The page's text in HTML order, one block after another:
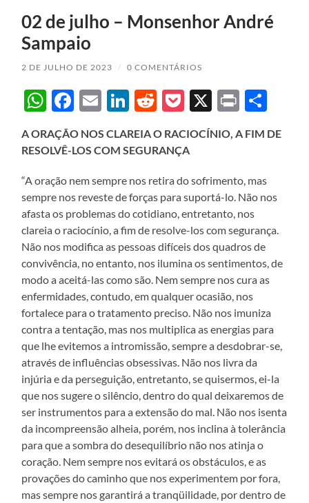
02 de julho – Monsenhor André
Sampaio
2 DE JULHO DE 2023 / 0 COMENTÁRIOS
WhatsApp
Facebook
EmailLinkedIn
Reddit
Pocket
X Print
A ORAÇÃO NOS CLAREIA O RACIOCÍNIO, A FIM DE
RESOLVÊ-LOS COM SEGURANÇA
“A oração nem sempre nos retira do sofrimento, mas
sempre nos reveste de forças para suportá-lo. Não nos
afasta os problemas do cotidiano, entretanto, nos
clareia o raciocínio, a fim de resolve-los com segurança.
Não nos modifica as pessoas difíceis dos quadros de
convivência, no entanto, nos ilumina os sentimentos, de
modo a aceitá-las como são. Nem sempre nos cura as
enfermidades, contudo, em qualquer ocasião, nos
fortalece para o tratamento preciso. Não nos imuniza
contra a tentação, mas nos multiplica as energias para
que lhe evitemos a intromissão, sempre a desdobrar-se,
através de influências obsessivas. Não nos livra da
injúria e da perseguição, entretanto, se quisermos, ei-la
que nos sugere o silêncio, dentro do qual deixaremos de
ser instrumentos para a extensão do mal. Não nos isenta
da incompreensão alheia, porém, nos inclina à tolerância
para que a sombra do desequilíbrio não nos atinja o
coração. Nem sempre nos evitará os obstáculos, e as
provações do caminho que nos experimentem por fora,
mas sempre nos garantirá a tranqüilidade, por dentro de